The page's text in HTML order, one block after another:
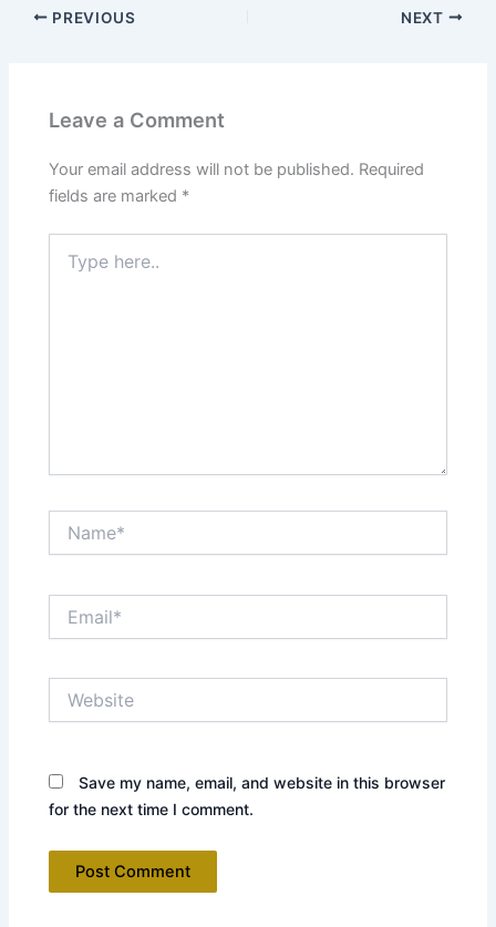
PREVIOUS NEXT
Leave a Comment
Your email address will not be published. Required
fields are marked *
here..
Save my name, email, and website in this browser
for the next time I comment.